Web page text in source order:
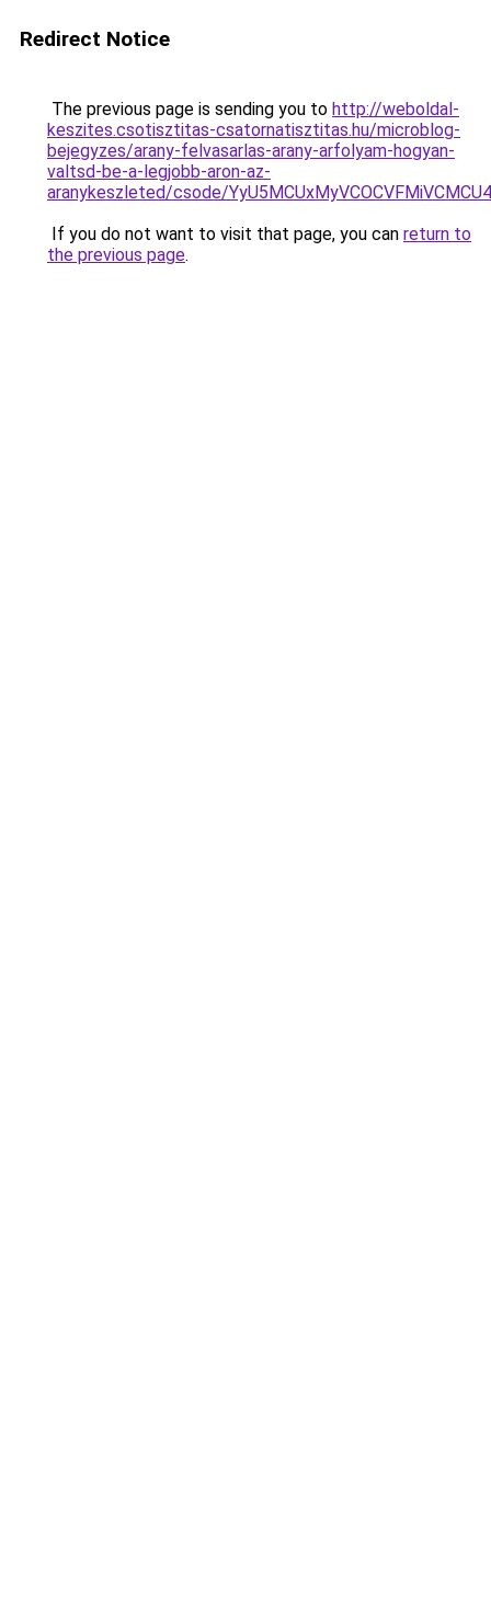
Redirect Notice
The previous page is sending you to http://weboldal-
keszites.csotisztitas-csatornatisztitas.hu/microblog-
bejegyzes/arany-felvasarlas-arany-arfolyam-hogyan-
valtsd-be-a-legjobb-aron-az-
aranykeszleted/csode/
If you do not want to visit that page, you can return to
the previous page.